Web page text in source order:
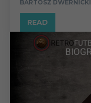
BARTOSZ DWERNICKI
READ